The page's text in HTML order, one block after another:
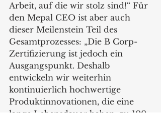
Arbeit, auf die wir stolz sind!“ Für
den Mepal CEO ist aber auch
dieser Meilenstein Teil des
Gesamtprozesses: „Die B Corp-
Zertifizierung ist jedoch ein
Ausgangspunkt. Deshalb
entwickeln wir weiterhin
kontinuierlich hochwertige
Produktinnovationen, die eine
lange Lebensdauer haben, zu 100